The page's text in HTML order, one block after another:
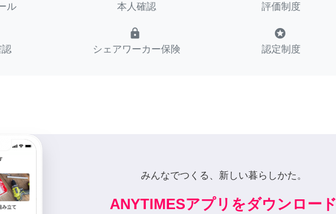
ル 本人確認 評価制度
lock
シェアワーカー保険
stars
認定制度
みんなでつくる、新しい暮らしかた。
ANYTIMESアプリをダウンロード